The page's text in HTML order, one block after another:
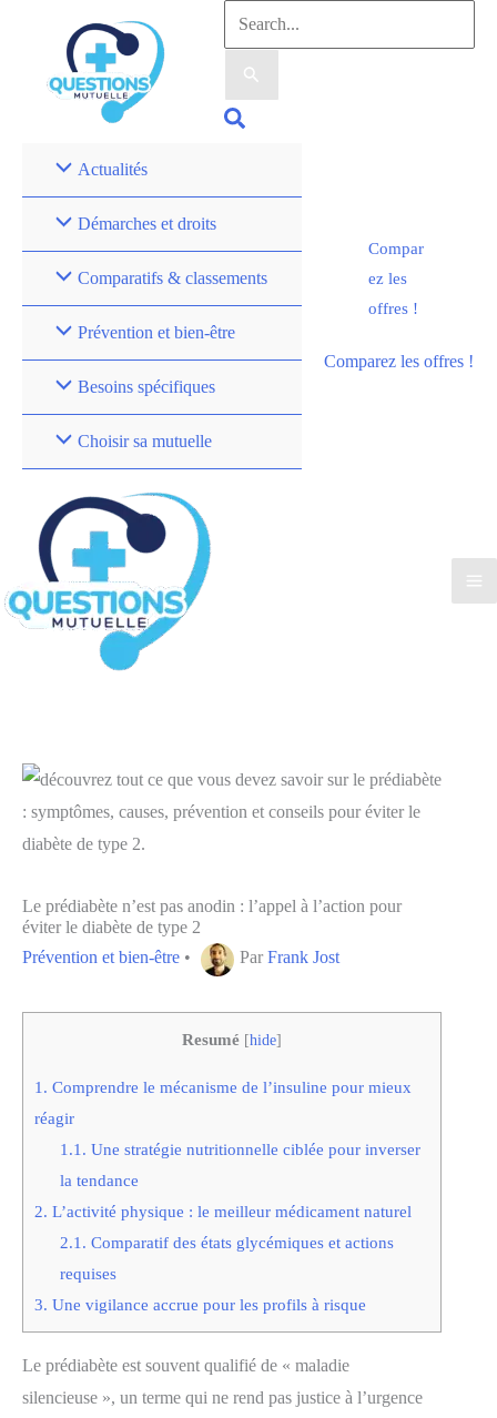
contenu
Rechercher :
Rechercher
Actualités
Démarches et droits
Comparatifs & classements
Prévention et bien-être
Besoins spécifiques
Choisir sa mutuelle
Compar
ez les
offres !
Comparez les offres !
Le prédiabète n’est pas anodin : l’appel à l’action pour
éviter le diabète de type 2
Prévention et bien-être • Par Frank Jost
Resumé [hide]
1. Comprendre le mécanisme de l’insuline pour mieux
réagir
1.1. Une stratégie nutritionnelle ciblée pour inverser
la tendance
2. L’activité physique : le meilleur médicament naturel
2.1. Comparatif des états glycémiques et actions
requises
3. Une vigilance accrue pour les profils à risque
Le prédiabète est souvent qualifié de « maladie
silencieuse », un terme qui ne rend pas justice à l’urgence